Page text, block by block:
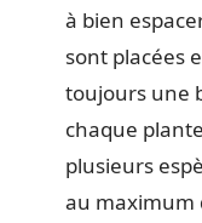
à bien
sont placées
toujours une
chaque
plusieurs
au maximum